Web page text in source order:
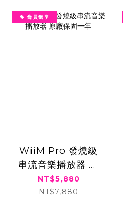
會員獨享
WiiM Pro 發燒級
串流音樂播放器 原
廠保固一年
NT$5,880
NT$7,880